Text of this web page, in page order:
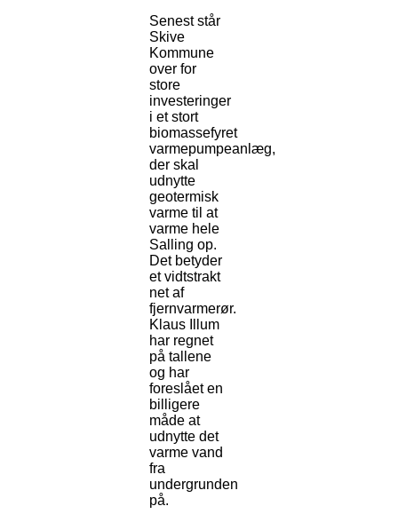
Senest står
Skive
Kommune
over for
store
investeringer
i et stort
biomassefyret
varmepumpeanlæg,
der skal
udnytte
geotermisk
varme til at
varme hele
Salling op.
Det betyder
et vidtstrakt
net af
fjernvarmerør.
Klaus Illum
har regnet
på tallene
og har
foreslået en
billigere
måde at
udnytte det
varme vand
fra
undergrunden
på.